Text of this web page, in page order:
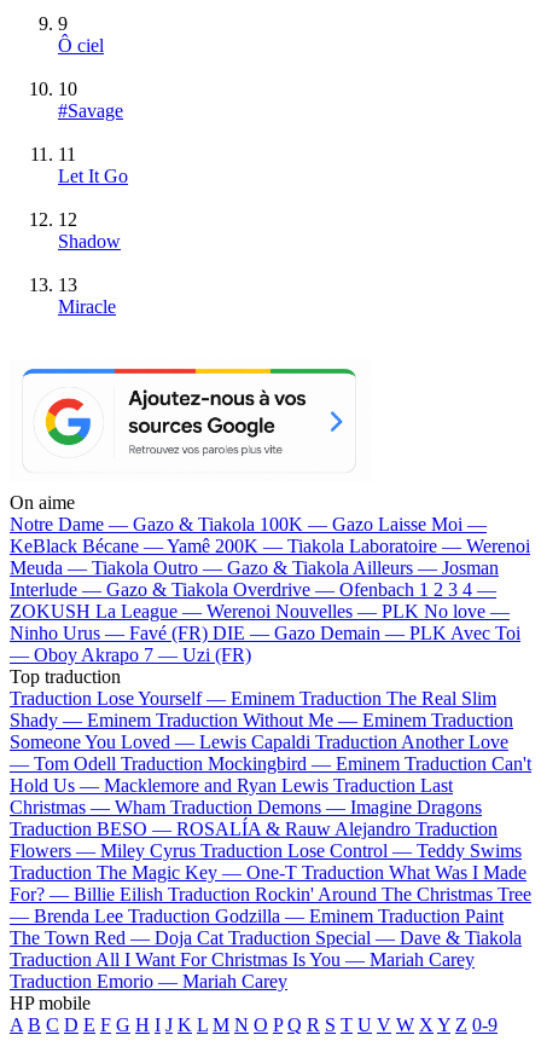
9
Ô ciel
10
#Savage
11
Let It Go
12
Shadow
13
Miracle
On aime
Notre Dame — Gazo & Tiakola 100K — Gazo Laisse Moi —
KeBlack Bécane —Yamê 200K — Tiakola Laboratoire — Werenoi
Meuda — Tiakola Outro — Gazo & Tiakola Ailleurs — Josman
Interlude — Gazo & Tiakola Overdrive — Ofenbach 1 2 3 4 —
ZOKUSH La League — Werenoi Nouvelles — PLK No love —
Ninho Urus — Favé (FR) DIE — Gazo Demain — PLK Avec Toi
— Oboy Akrapo 7 — Uzi (FR)
Top traduction
Traduction Lose Yourself — Eminem Traduction The Real Slim
Shady — Eminem Traduction Without Me — Eminem Traduction
Someone You Loved — Lewis Capaldi Traduction Another Love
— Tom Odell Traduction Mockingbird — Eminem Traduction Can't
Hold Us — Macklemore and Ryan Lewis Traduction Last
Christmas — Wham Traduction Demons — Imagine Dragons
Traduction BESO — ROSALÍA & Rauw Alejandro Traduction
Flowers — Miley Cyrus Traduction Lose Control — Teddy Swims
Traduction The Magic Key — One-T Traduction What Was I Made
For? — Billie Eilish Traduction Rockin' Around The Christmas Tree
— Brenda Lee Traduction Godzilla — Eminem Traduction Paint
The Town Red — Doja Cat Traduction Special — Dave & Tiakola
Traduction All I Want For Christmas Is You — Mariah Carey
Traduction Emorio — Mariah Carey
HP mobile
A B C D E F G H I J K L M N O P Q R S T U V W X Y Z 0-9